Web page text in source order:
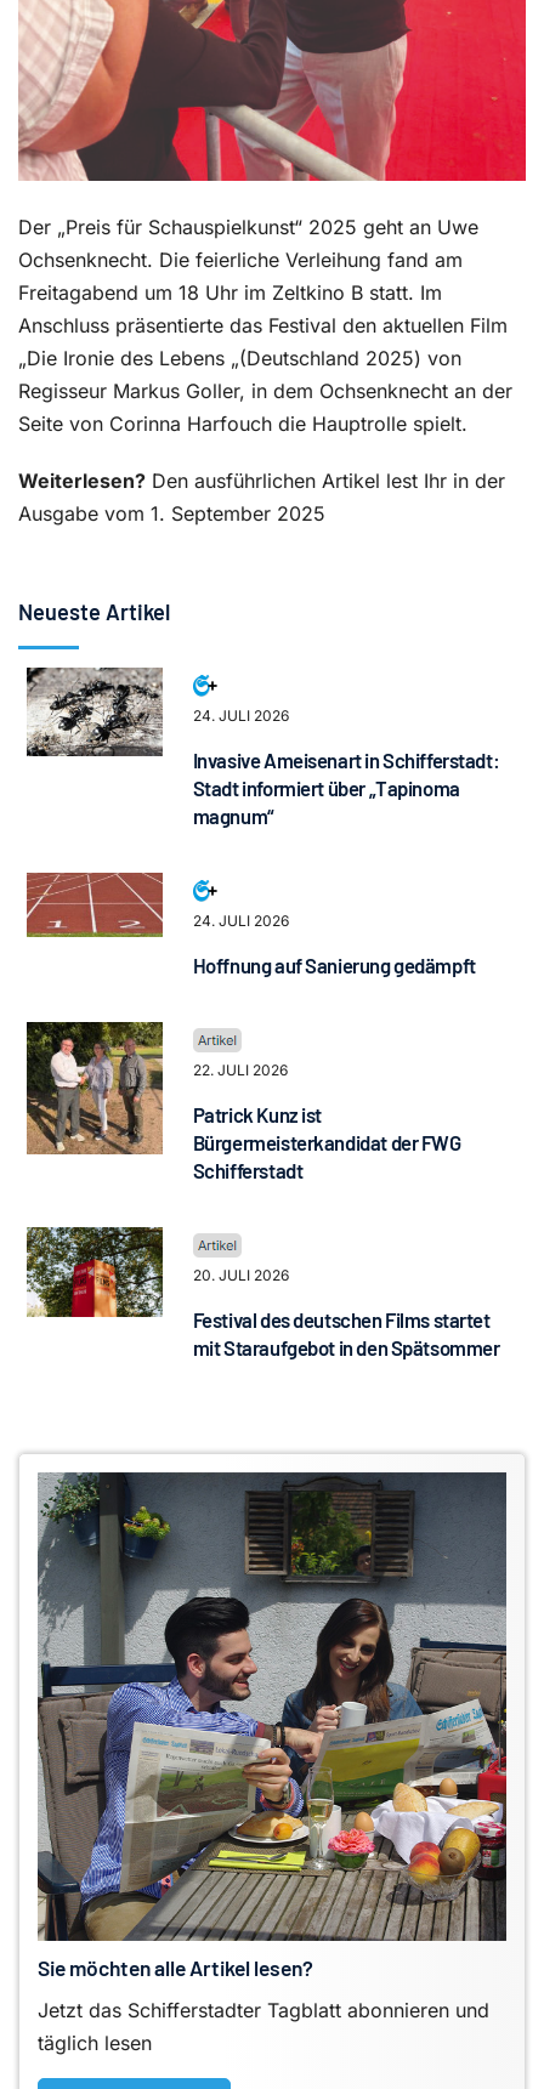
Der „Preis für Schauspielkunst“ 2025 geht an Uwe
Ochsenknecht. Die feierliche Verleihung fand am
Freitagabend um 18 Uhr im Zeltkino B statt. Im
Anschluss präsentierte das Festival den aktuellen Film
„Die Ironie des Lebens „(Deutschland 2025) von
Regisseur Markus Goller, in dem Ochsenknecht an der
Seite von Corinna Harfouch die Hauptrolle spielt.
Weiterlesen? Den ausführlichen Artikel lest Ihr in der
Ausgabe vom 1. September 2025
Neueste Artikel
24. JULI 2026
Invasive Ameisenart in Schifferstadt:
Stadt informiert über „Tapinoma
magnum“
24. JULI 2026
Hoffnung auf Sanierung gedämpft
22. JULI 2026
Patrick Kunz ist
Bürgermeisterkandidat der FWG
Schifferstadt
20. JULI 2026
Festival des deutschen Films startet
mit Staraufgebot in den Spätsommer
Sie möchten alle Artikel lesen?
Jetzt das Schifferstadter Tagblatt abonnieren und
täglich lesen